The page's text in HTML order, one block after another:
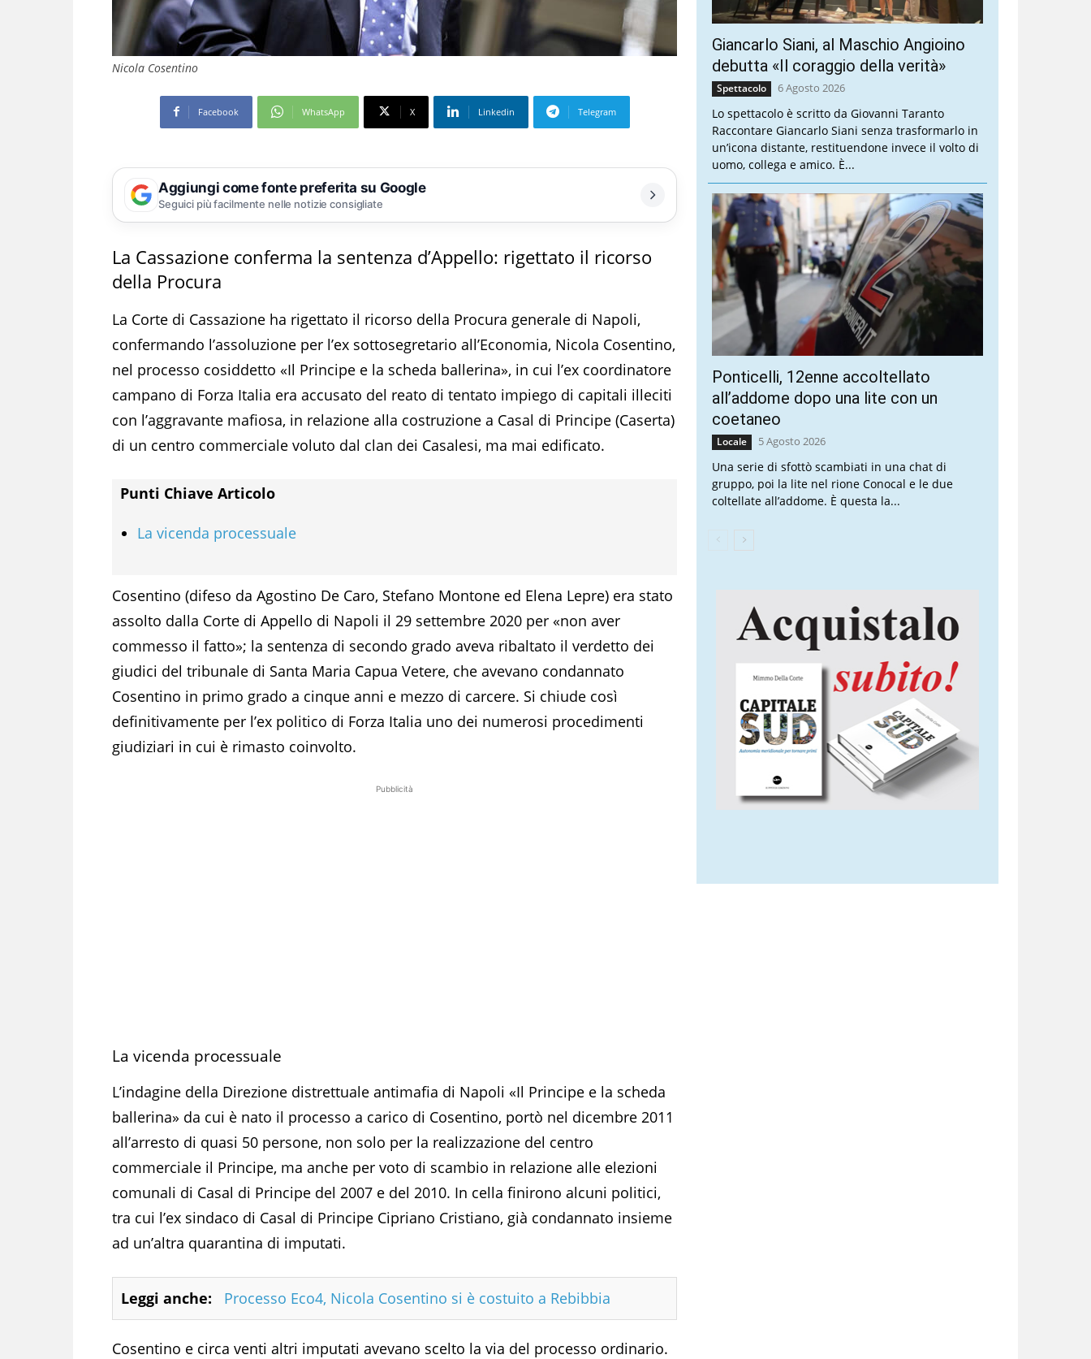
Nicola Cosentino
Facebook WhatsApp X Linkedin Telegram
Aggiungi come fonte preferita su Google
Seguici più facilmente nelle notizie consigliate
La Cassazione conferma la sentenza d’Appello: rigettato il ricorso
della Procura
La Corte di Cassazione ha rigettato il ricorso della Procura generale di Napoli,
confermando l’assoluzione per l’ex sottosegretario all’Economia, Nicola Cosentino,
nel processo cosiddetto «Il Principe e la scheda ballerina», in cui l’ex coordinatore
campano di Forza Italia era accusato del reato di tentato impiego di capitali illeciti
con l’aggravante mafiosa, in relazione alla costruzione a Casal di Principe (Caserta)
di un centro commerciale voluto dal clan dei Casalesi, ma mai edificato.
Punti Chiave Articolo
La vicenda processuale
Cosentino (difeso da Agostino De Caro, Stefano Montone ed Elena Lepre) era stato
assolto dalla Corte di Appello di Napoli il 29 settembre 2020 per «non aver
commesso il fatto»; la sentenza di secondo grado aveva ribaltato il verdetto dei
giudici del tribunale di Santa Maria Capua Vetere, che avevano condannato
Cosentino in primo grado a cinque anni e mezzo di carcere. Si chiude così
definitivamente per l’ex politico di Forza Italia uno dei numerosi procedimenti
giudiziari in cui è rimasto coinvolto.
Pubblicità
La vicenda processuale
L’indagine della Direzione distrettuale antimafia di Napoli «Il Principe e la scheda
ballerina» da cui è nato il processo a carico di Cosentino, portò nel dicembre 2011
all’arresto di quasi 50 persone, non solo per la realizzazione del centro
commerciale il Principe, ma anche per voto di scambio in relazione alle elezioni
comunali di Casal di Principe del 2007 e del 2010. In cella finirono alcuni politici,
tra cui l’ex sindaco di Casal di Principe Cipriano Cristiano, già condannato insieme
ad un’altra quarantina di imputati.
Leggi anche: Processo Eco4, Nicola Cosentino si è costuito a Rebibbia
Cosentino e circa venti altri imputati avevano scelto la via del processo ordinario.
Giancarlo Siani, al Maschio Angioino
debutta «Il coraggio della verità»
Spettacolo 6 Agosto 2026
Lo spettacolo è scritto da Giovanni Taranto
Raccontare Giancarlo Siani senza trasformarlo in
un’icona distante, restituendone invece il volto di
uomo, collega e amico. È...
Ponticelli, 12enne accoltellato
all’addome dopo una lite con un
coetaneo
Locale 5 Agosto 2026
Una serie di sfottò scambiati in una chat di
gruppo, poi la lite nel rione Conocal e le due
coltellate all’addome. È questa la...